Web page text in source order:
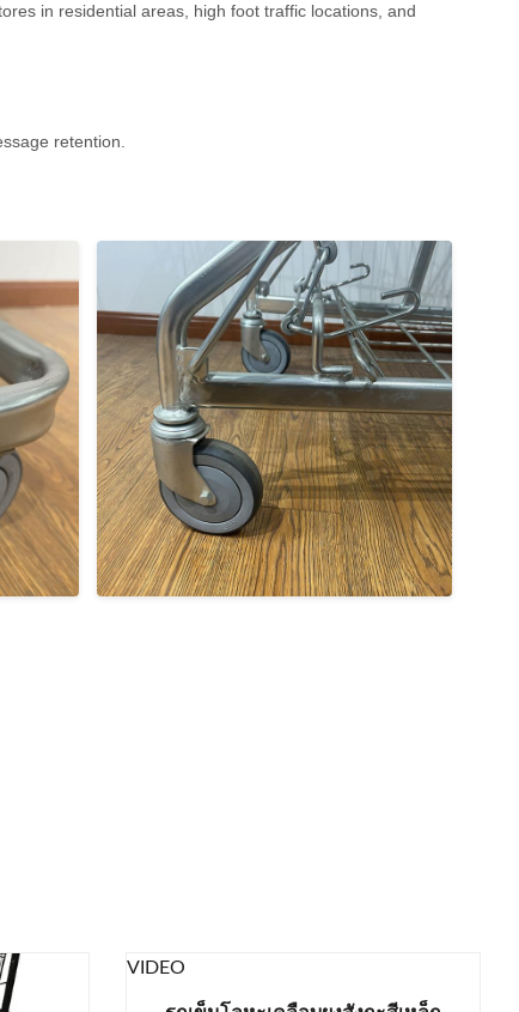
in residential areas, high foot traffic locations, and
retention.
VIDEO